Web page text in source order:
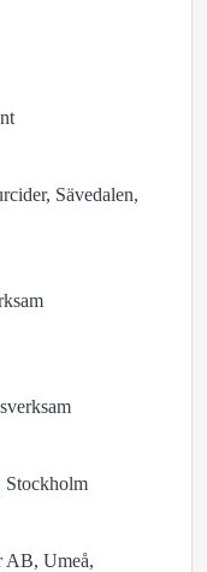
Sävedalen,
Stockholm
AB, Umeå,